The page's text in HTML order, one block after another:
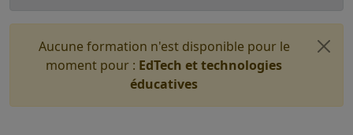
Aucune formation n'est disponible pour le
moment pour : EdTech et technologies
éducatives